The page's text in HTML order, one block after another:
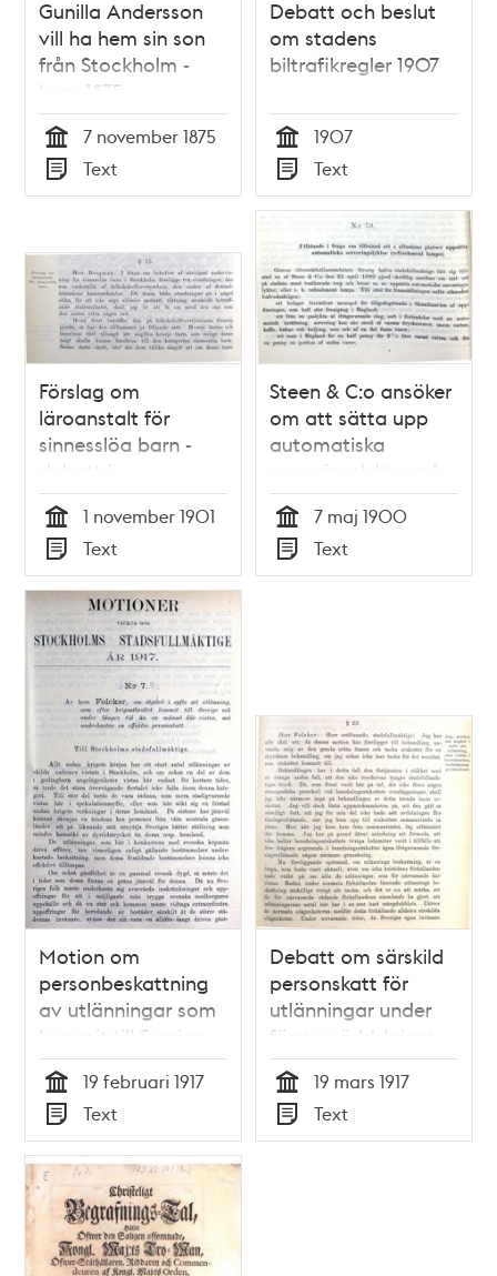
Gunilla Andersson
vill ha hem sin son
från Stockholm -
brev 1875
Tid
7 november 1875
Typ
Text
Debatt och beslut
om stadens
biltrafikregler 1907
Tid
1907
Typ
Text
Förslag om
läroanstalt för
sinnesslöa barn -
debatt i
stadsfullmäktige
1901
Tid
1 november 1901
Typ
Text
Steen & C:o ansöker
om att sätta upp
automatiska
serveringslyktor på
stadens gator och
torg -
stadsfullmäktige
1900
Tid
7 maj 1900
Typ
Text
Motion om
personbeskattning
av utlänningar som
kommit till Sverige
efter krigsutbrottet -
stadsfullmäktige
1917
Tid
19 februari 1917
Typ
Text
Debatt om särskild
personskatt för
utlänningar under
första världskriget -
stadsfullmäktige
1917
Tid
19 mars 1917
Typ
Text